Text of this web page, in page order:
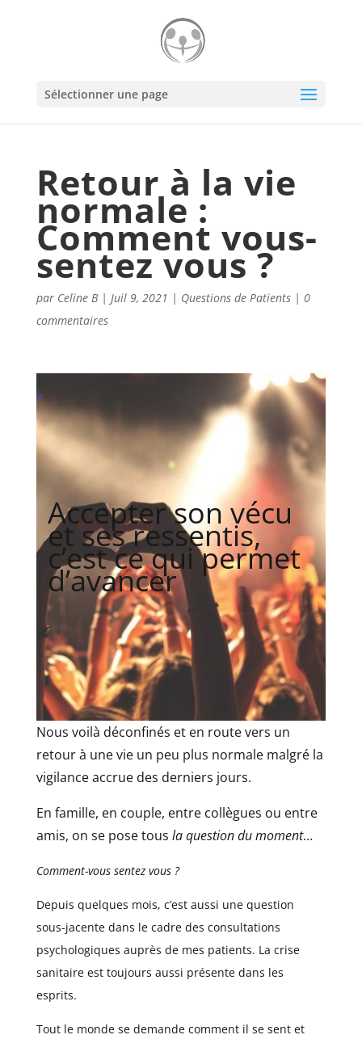
Sélectionner une page
Retour à la vie
normale :
Comment vous-
sentez vous ?
par Celine B| Juil 9, 2021 | Questions de Patients| 0
commentaires
Accepter son vécu
et ses ressentis,
c’est ce qui permet
d’avancer
Nous voilà déconfinés et en route vers un
retour à une vie un peu plus normale malgré la
vigilance accrue des derniers jours.
En famille, en couple, entre collègues ou entre
amis, on se pose tous la question du moment…
Comment-vous sentez vous ?
Depuis quelques mois, c’est aussi une question
sous-jacente dans le cadre des consultations
psychologiques auprès de mes patients. La crise
sanitaire est toujours aussi présente dans les
esprits.
Tout le monde se demande comment il se sent et